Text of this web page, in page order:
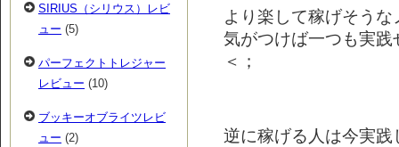
より楽して稼げそう
気がつけば一つも実
＜；
逆に稼げる人は今実
SIRIUS（シリウス）レビ
ュー (5)
パーフェクトトレジャー
レビュー (10)
ブッキーオブライツレビ
ュー (2)